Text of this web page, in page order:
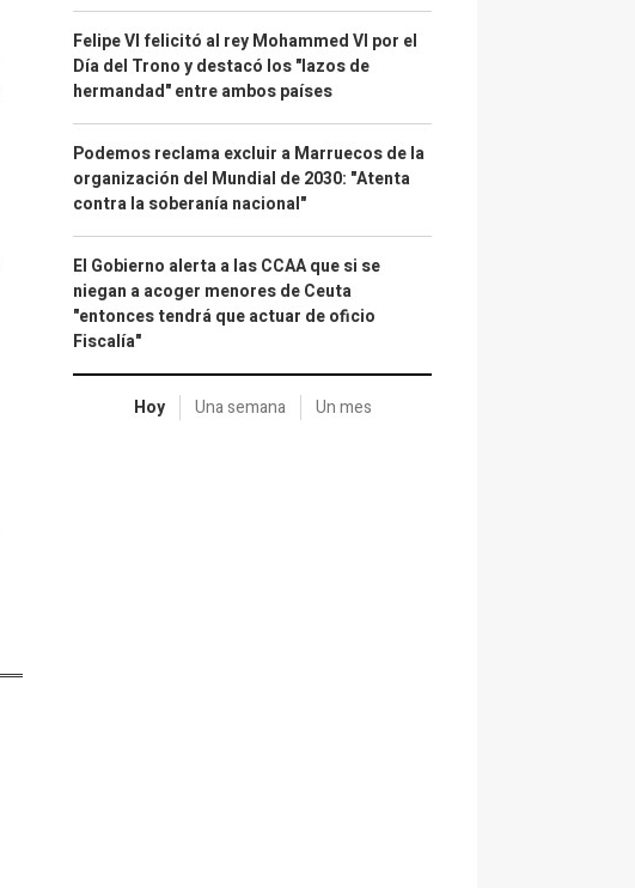
Felipe VI felicitó al rey Mohammed VI por el
Día del Trono y destacó los "lazos de
hermandad" entre ambos países
Podemos reclama excluir a Marruecos de la
organización del Mundial de 2030: "Atenta
contra la soberanía nacional"
El Gobierno alerta a las CCAA que si se
niegan a acoger menores de Ceuta
"entonces tendrá que actuar de oficio
Fiscalía"
Hoy Una semana Un mes